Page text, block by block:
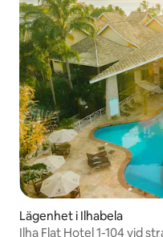
Lägenhet i Ilhabela
Ilha Flat Hotel 1-104 vid